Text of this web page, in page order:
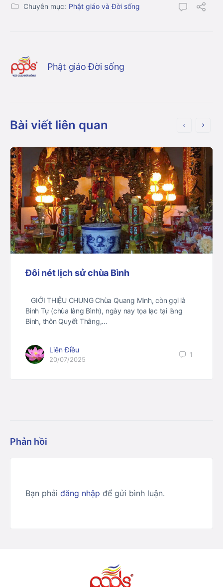
Chuyên mục: Phật giáo và Đời sống
Phật giáo Đời sống
Bài viết liên quan
Đôi nét lịch sử chùa Bình
GIỚI THIỆU CHUNG Chùa Quang Minh, còn gọi là
Bình Tự (chùa làng Bình), ngày nay tọa lạc tại làng
Bình, thôn Quyết Thắng,…
Liên Điều
20/07/2025
1
Phản hồi
Bạn phải đăng nhập để gửi bình luận.